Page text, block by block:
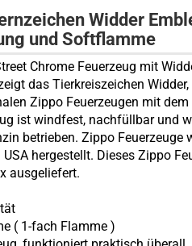
Widder
und Softflamme
Chrome Feuerzeug mit
das Tierkreiszeichen
Zippo Feuerzeugen mit
ist windfest, nachfüllbar und
betrieben. Zippo Feuerzeuge
hergestellt. Dieses Zippo
ausgeliefert.
( 1-fach Flamme)